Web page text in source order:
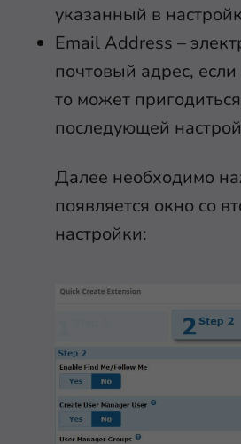
указанный в
Email Address –
почтовый адрес, если
то может
последующей
Далее необходимо
появляется окно со
настройки: